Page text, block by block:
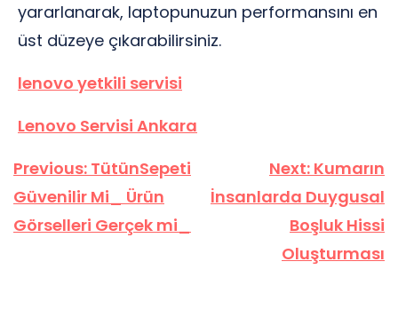
yararlanarak, laptopunuzun performansını en
üst düzeye çıkarabilirsiniz.
lenovo yetkili servisi
Lenovo Servisi Ankara
Yazı
gezinmesi
Previous: TütünSepeti
Güvenilir Mi_ Ürün
Görselleri Gerçek mi_
Next: Kumarın
İnsanlarda Duygusal
Boşluk Hissi
Oluşturması